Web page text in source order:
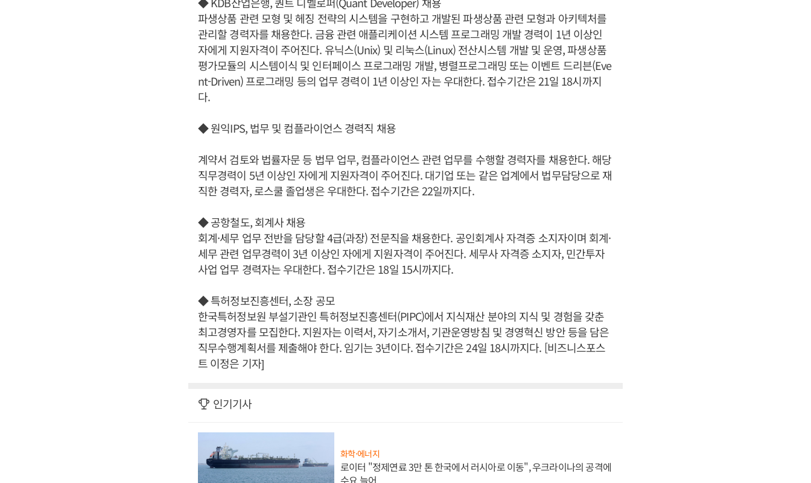
파생상품 관련 모형 및 헤징 전략의 시스템을 구현하고 개발된 파생상품 관련 모형과 아키텍처를
관리할 경력자를 채용한다. 금융 관련 애플리케이션 시스템 프로그래밍 개발 경력이 1년 이상인
자에게 지원자격이 주어진다. 유닉스(Unix) 및 리눅스(Linux) 전산시스템 개발 및 운영, 파생상품
평가모듈의 시스템이식 및 인터페이스 프로그래밍 개발, 병렬프로그래밍 또는 이벤트 드리븐(Eve
nt-Driven) 프로그래밍 등의 업무 경력이 1년 이상인 자는 우대한다. 접수기간은 21일 18시까지
다.
◆ 원익IPS, 법무 및 컴플라이언스 경력직 채용
계약서 검토와 법률자문 등 법무 업무, 컴플라이언스 관련 업무를 수행할 경력자를 채용한다. 해당
직무경력이 5년 이상인 자에게 지원자격이 주어진다. 대기업 또는 같은 업계에서 법무담당으로 재
직한 경력자, 로스쿨 졸업생은 우대한다. 접수기간은 22일까지다.
◆ 공항철도, 회계사 채용
회계·세무 업무 전반을 담당할 4급(과장) 전문직을 채용한다. 공인회계사 자격증 소지자이며 회계·
세무 관련 업무경력이 3년 이상인 자에게 지원자격이 주어진다. 세무사 자격증 소지자, 민간투자
사업 업무 경력자는 우대한다. 접수기간은 18일 15시까지다.
◆ 특허정보진흥센터, 소장 공모
한국특허정보원 부설기관인 특허정보진흥센터(PIPC)에서 지식재산 분야의 지식 및 경험을 갖춘
최고경영자를 모집한다. 지원자는 이력서, 자기소개서, 기관운영방침 및 경영혁신 방안 등을 담은
직무수행계획서를 제출해야 한다. 임기는 3년이다. 접수기간은 24일 18시까지다. [비즈니스포스
트 이정은 기자]
인기기사
화학·에너지
로이터 "정제연료 3만 톤 한국에서 러시아로 이동", 우크라이나의 공격에
수요 늘어